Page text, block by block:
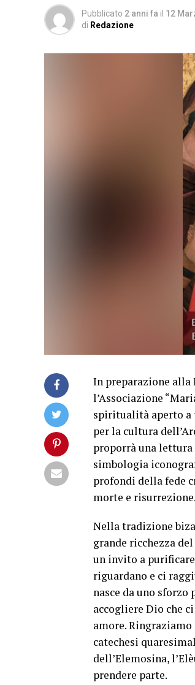
Pubblicato 2 anni fa il 12
di Redazione
In preparazione alla
l’Associazione
spiritualità aperto a
per la cultura
proporrà una lettura
simbologia
profondi della fede
morte e risurrezione.
Nella tradizione
grande ricchezza
un invito a
riguardano e ci
nasce da uno
accogliere Dio che
amore.
catechesi
dell’Elemosina,
prendere parte.